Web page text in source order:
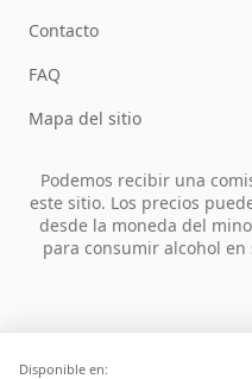
Disponible en:
Contacto
FAQ
Mapa del sitio
Podemos recibir una
este sitio. Los precios
desde la moneda del
para consumir alcohol